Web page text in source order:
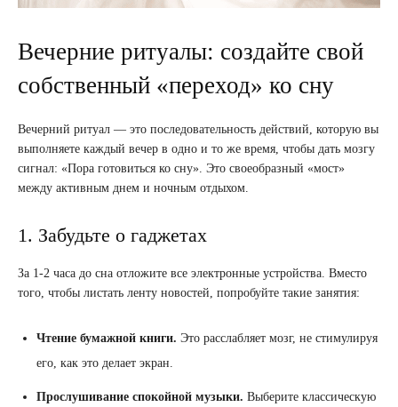
Вечерние ритуалы: создайте свой
собственный «переход» ко сну
Вечерний ритуал — это последовательность действий, которую вы
выполняете каждый вечер в одно и то же время, чтобы дать мозгу
сигнал: «Пора готовиться ко сну». Это своеобразный «мост»
между активным днем и ночным отдыхом.
1. Забудьте о гаджетах
За 1-2 часа до сна отложите все электронные устройства. Вместо
того, чтобы листать ленту новостей, попробуйте такие занятия:
Чтение бумажной книги. Это расслабляет мозг, не стимулируя
его, как это делает экран.
Прослушивание спокойной музыки. Выберите классическую